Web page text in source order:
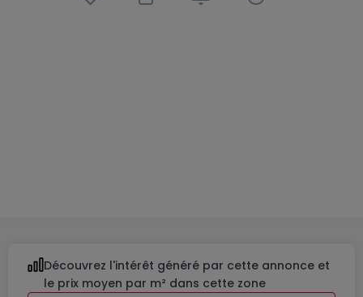
Découvrez l'intérêt généré par cette annonce et
le prix moyen par m² dans cette zone